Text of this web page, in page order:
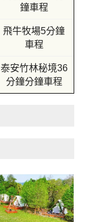
鐘車程
飛牛牧場5分鐘
車程
泰安竹林秘境36
分鐘分鐘車程